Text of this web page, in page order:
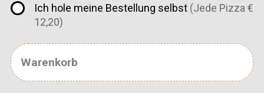
Ich hole meine Bestellung selbst (Jede Pizza €
12,20)
Warenkorb